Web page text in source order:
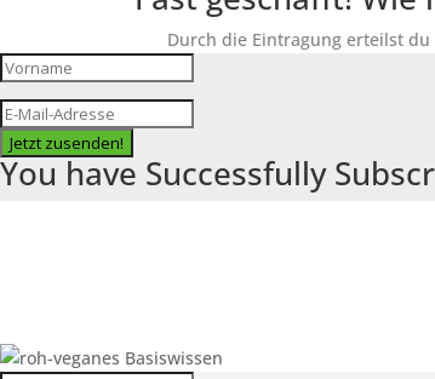
Durch die Eintragung erteilst
Jetzt zusenden!
You have Successfully